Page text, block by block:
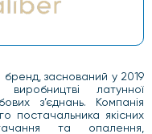
заснований у 2019
латунної
з’єднань. Компанія
постачальника якісних
та опалення,